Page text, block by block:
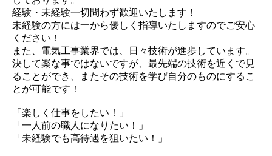
経験・未経験一切問わず歓迎いたします！
未経験の方には一から優しく指導いたしますのでご安心
ください！
また、電気工事業界では、日々技術が進歩しています。
決して楽な事ではないですが、最先端の技術を近くで見
ることができ、またその技術を学び自分のものにするこ
とが可能です！
「楽しく仕事をしたい！」
「一人前の職人になりたい！」
「未経験でも高待遇を狙いたい！」